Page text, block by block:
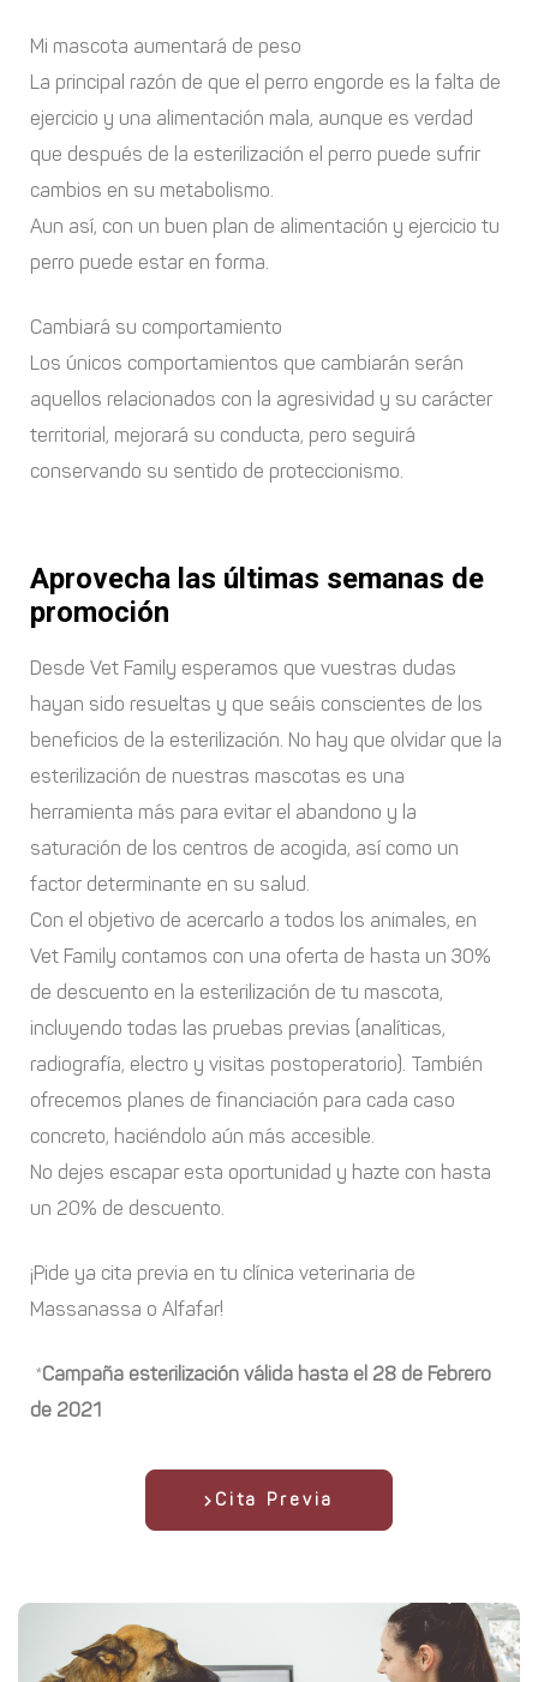
Mi mascota aumentará de peso
La principal razón de que el perro engorde es la falta de
ejercicio y una alimentación mala, aunque es verdad
que después de la esterilización el perro puede sufrir
cambios en su metabolismo.
Aun así, con un buen plan de alimentación y ejercicio tu
perro puede estar en forma.
Cambiará su comportamiento
Los únicos comportamientos que cambiarán serán
aquellos relacionados con la agresividad y su carácter
territorial, mejorará su conducta, pero seguirá
conservando su sentido de proteccionismo.
Aprovecha las últimas semanas de
promoción
Desde Vet Family esperamos que vuestras dudas
hayan sido resueltas y que seáis conscientes de los
beneficios de la esterilización. No hay que olvidar que la
esterilización de nuestras mascotas es una
herramienta más para evitar el abandono y la
saturación de los centros de acogida, así como un
factor determinante en su salud.
Con el objetivo de acercarlo a todos los animales, en
Vet Family contamos con una oferta de hasta un 30%
de descuento en la esterilización de tu mascota,
incluyendo todas las pruebas previas (analíticas,
radiografía, electro y visitas postoperatorio). También
ofrecemos planes de financiación para cada caso
concreto, haciéndolo aún más accesible.
No dejes escapar esta oportunidad y hazte con hasta
un 20% de descuento.
¡Pide ya cita previa en tu clínica veterinaria de
Massanassa o Alfafar!
*Campaña esterilización válida hasta el 28 de Febrero
de 2021
Cita Previa